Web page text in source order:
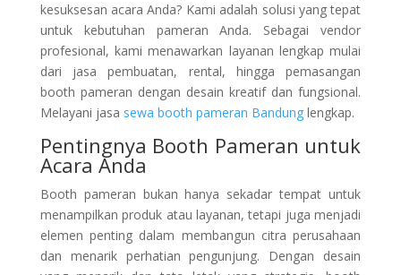
kesuksesan acara Anda? Kami adalah solusi yang tepat
untuk kebutuhan pameran Anda. Sebagai vendor
profesional, kami menawarkan layanan lengkap mulai
dari jasa pembuatan, rental, hingga pemasangan
booth pameran dengan desain kreatif dan fungsional.
Melayani jasa sewa booth pameran Bandunglengkap.
Pentingnya Booth Pameran untuk
Acara Anda
Booth pameran bukan hanya sekadar tempat untuk
menampilkan produk atau layanan, tetapi juga menjadi
elemen penting dalam membangun citra perusahaan
dan menarik perhatian pengunjung. Dengan desain